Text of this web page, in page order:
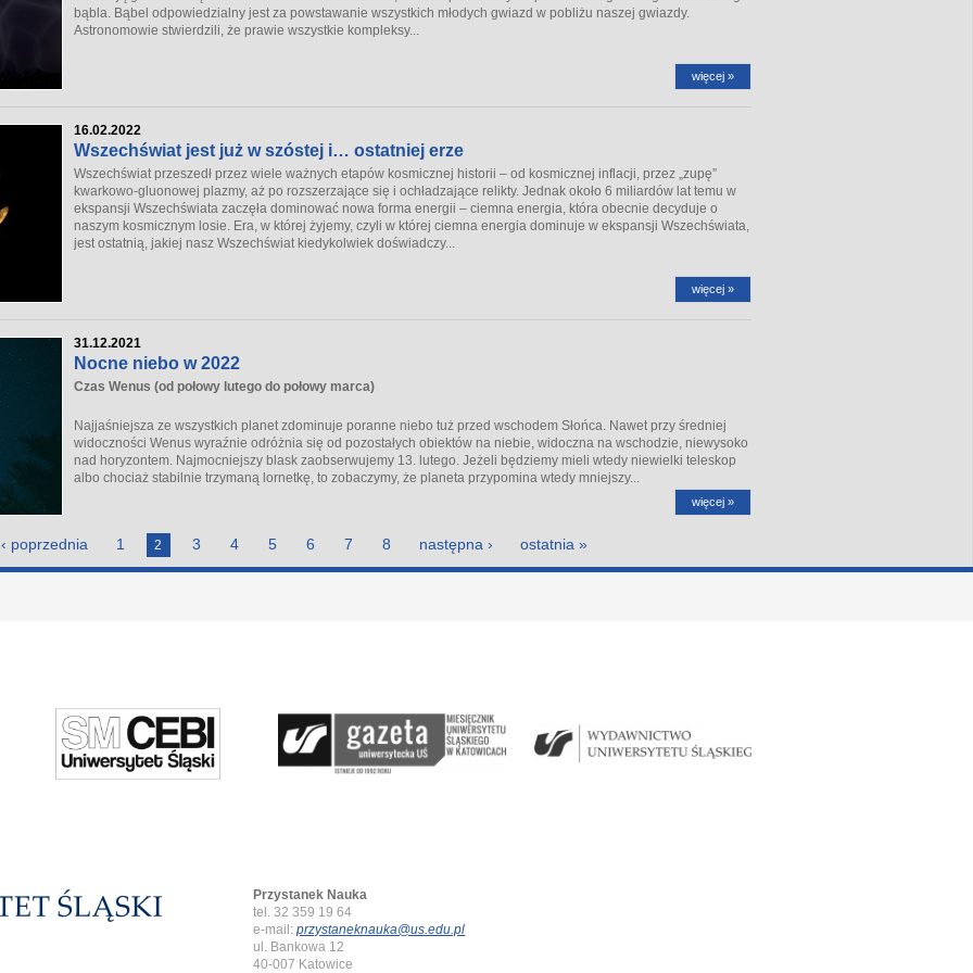
bąbla. Bąbel odpowiedzialny jest za powstawanie wszystkich młodych gwiazd w pobliżu naszej gwiazdy.
Astronomowie stwierdzili, że prawie wszystkie kompleksy...
więcej »
16.02.2022
Wszechświat jest już w szóstej i… ostatniej erze
Wszechświat przeszedł przez wiele ważnych etapów kosmicznej historii – od kosmicznej inflacji, przez „zupę”
kwarkowo-gluonowej plazmy, aż po rozszerzające się i ochładzające relikty. Jednak około 6 miliardów lat temu w
ekspansji Wszechświata zaczęła dominować nowa forma energii – ciemna energia, która obecnie decyduje o
naszym kosmicznym losie. Era, w której żyjemy, czyli w której ciemna energia dominuje w ekspansji Wszechświata,
jest ostatnią, jakiej nasz Wszechświat kiedykolwiek doświadczy...
więcej »
31.12.2021
Nocne niebo w 2022
Czas Wenus (od połowy lutego do połowy marca)
Najjaśniejsza ze wszystkich planet zdominuje poranne niebo tuż przed wschodem Słońca. Nawet przy średniej
widoczności Wenus wyraźnie odróżnia się od pozostałych obiektów na niebie, widoczna na wschodzie, niewysoko
nad horyzontem. Najmocniejszy blask zaobserwujemy 13. lutego. Jeżeli będziemy mieli wtedy niewielki teleskop
albo chociaż stabilnie trzymaną lornetkę, to zobaczymy, że planeta przypomina wtedy mniejszy...
więcej »
‹ poprzednia 1 2 3 4 5 6 7 8 następna › ostatnia »
Przystanek Nauka
tel. 32 359 19 64
e-mail:przystaneknauka@us.edu.pl
ul. Bankowa 12
40-007 Katowice